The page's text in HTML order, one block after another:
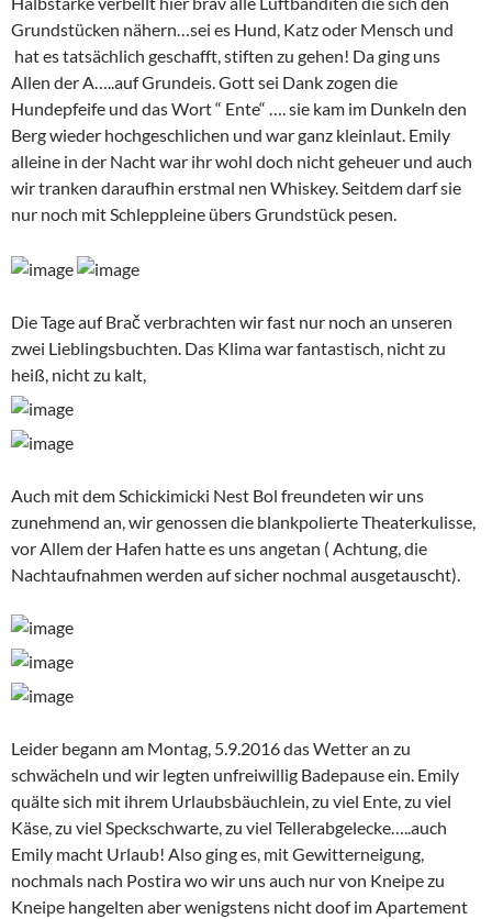
Grundstücken nähern…sei es Hund, Katz oder Mensch und
hat es tatsächlich geschafft, stiften zu gehen! Da ging uns
Allen der A…..auf Grundeis. Gott sei Dank zogen die
Hundepfeife und das Wort “ Ente“ …. sie kam im Dunkeln den
Berg wieder hochgeschlichen und war ganz kleinlaut. Emily
alleine in der Nacht war ihr wohl doch nicht geheuer und auch
wir tranken daraufhin erstmal nen Whiskey. Seitdem darf sie
nur noch mit Schleppleine übers Grundstück pesen.
Die Tage auf Brač verbrachten wir fast nur noch an unseren
zwei Lieblingsbuchten. Das Klima war fantastisch, nicht zu
heiß, nicht zu kalt,
Auch mit dem Schickimicki Nest Bol freundeten wir uns
zunehmend an, wir genossen die blankpolierte Theaterkulisse,
vor Allem der Hafen hatte es uns angetan ( Achtung, die
Nachtaufnahmen werden auf sicher nochmal ausgetauscht).
Leider begann am Montag, 5.9.2016 das Wetter an zu
schwächeln und wir legten unfreiwillig Badepause ein. Emily
quälte sich mit ihrem Urlaubsbäuchlein, zu viel Ente, zu viel
Käse, zu viel Speckschwarte, zu viel Tellerabgelecke…..auch
Emily macht Urlaub! Also ging es, mit Gewitterneigung,
nochmals nach Postira wo wir uns auch nur von Kneipe zu
Kneipe hangelten aber wenigstens nicht doof im Apartement